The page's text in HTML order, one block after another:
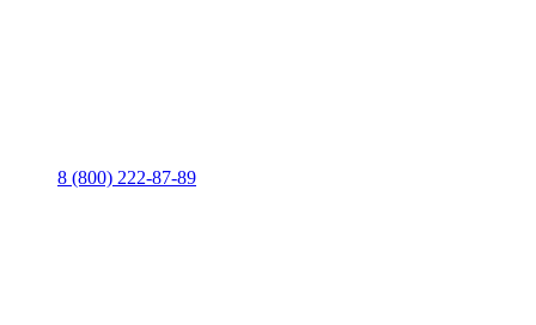
8 (800) 222-87-89